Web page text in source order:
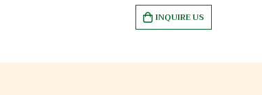
INQUIRE US